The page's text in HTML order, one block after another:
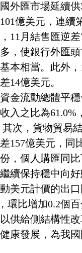
匯市場延續供
億美元，連
11月結售匯逆
，使銀行外匯
本相當。此外
14億美元。
流動總體平穩
入之比為
次，貨物貿易
157億美元，同
，個人購匯同
保持穩中向好
美元計價的出
環比增加0.2個
供給側結構性
康發展，為我